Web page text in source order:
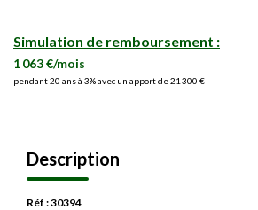
Simulation de remboursement :
1 063 €/mois
pendant 20 ans à 3% avec un apport de 21 300 €
Description
Réf : 30394